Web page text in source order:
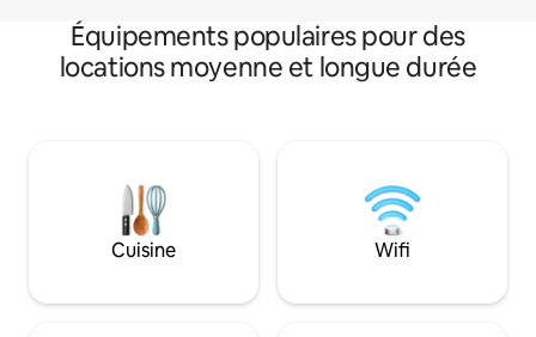
Équipements populaires pour des
locations moyenne et longue durée
Cuisine Wifi